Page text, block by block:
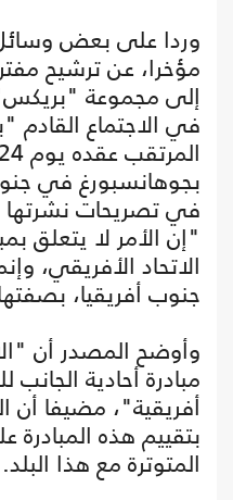
وردا على بعض
مؤخرا، عن ترشيح
إلى مجموعة
في الاجتماع القادم
بجوهانسبورغ في
في تصريحات نشرتها
"إن الأمر لا يتعلق
الاتحاد الأفريقي،
جنوب أفريقيا،
وأوضح المصدر أن
مبادرة أحادية
أفريقية"، مضيفا أن
بتقييم هذه المبادرة
المتوترة مع هذا البلد.